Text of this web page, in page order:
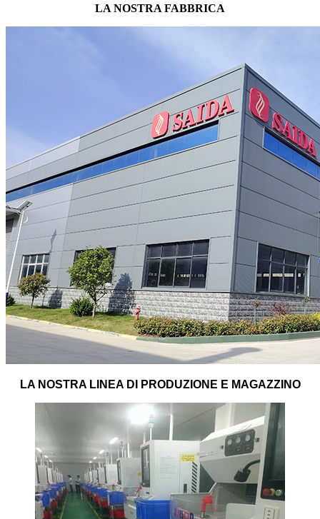
LA NOSTRA FABBRICA
LA NOSTRA LINEA DI PRODUZIONE E MAGAZZINO